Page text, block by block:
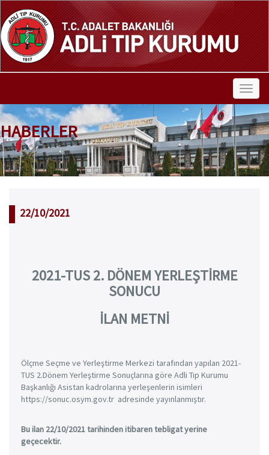
HABERLER
22/10/2021
2021-TUS 2. DÖNEM YERLEŞTİRME
SONUCU
İLAN METNİ
Ölçme Seçme ve Yerleştirme Merkezi tarafından yapılan 2021-
TUS 2.Dönem Yerleştirme Sonuçlarına göre Adli Tıp Kurumu
Başkanlığı Asistan kadrolarına yerleşenlerin isimleri
https://sonuc.osym.gov.tr adresinde yayınlanmıştır.
Bu ilan 22/10/2021 tarihinden itibaren tebligat yerine
geçecektir.